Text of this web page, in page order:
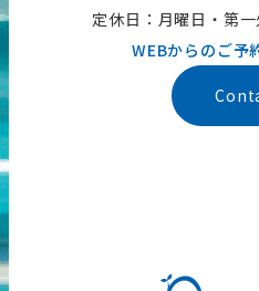
定休日：月曜日・第
WEBからのご予